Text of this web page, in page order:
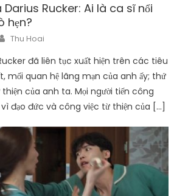
Rucker: Ai là ca sĩ nổi
hẹn?
Author
Thu Hoai
đã liên tục xuất hiện trên các tiêu
mối quan hệ lãng mạn của anh ấy; thứ
của anh ta. Mọi người tiến công
đạo đức và công việc từ thiện của […]